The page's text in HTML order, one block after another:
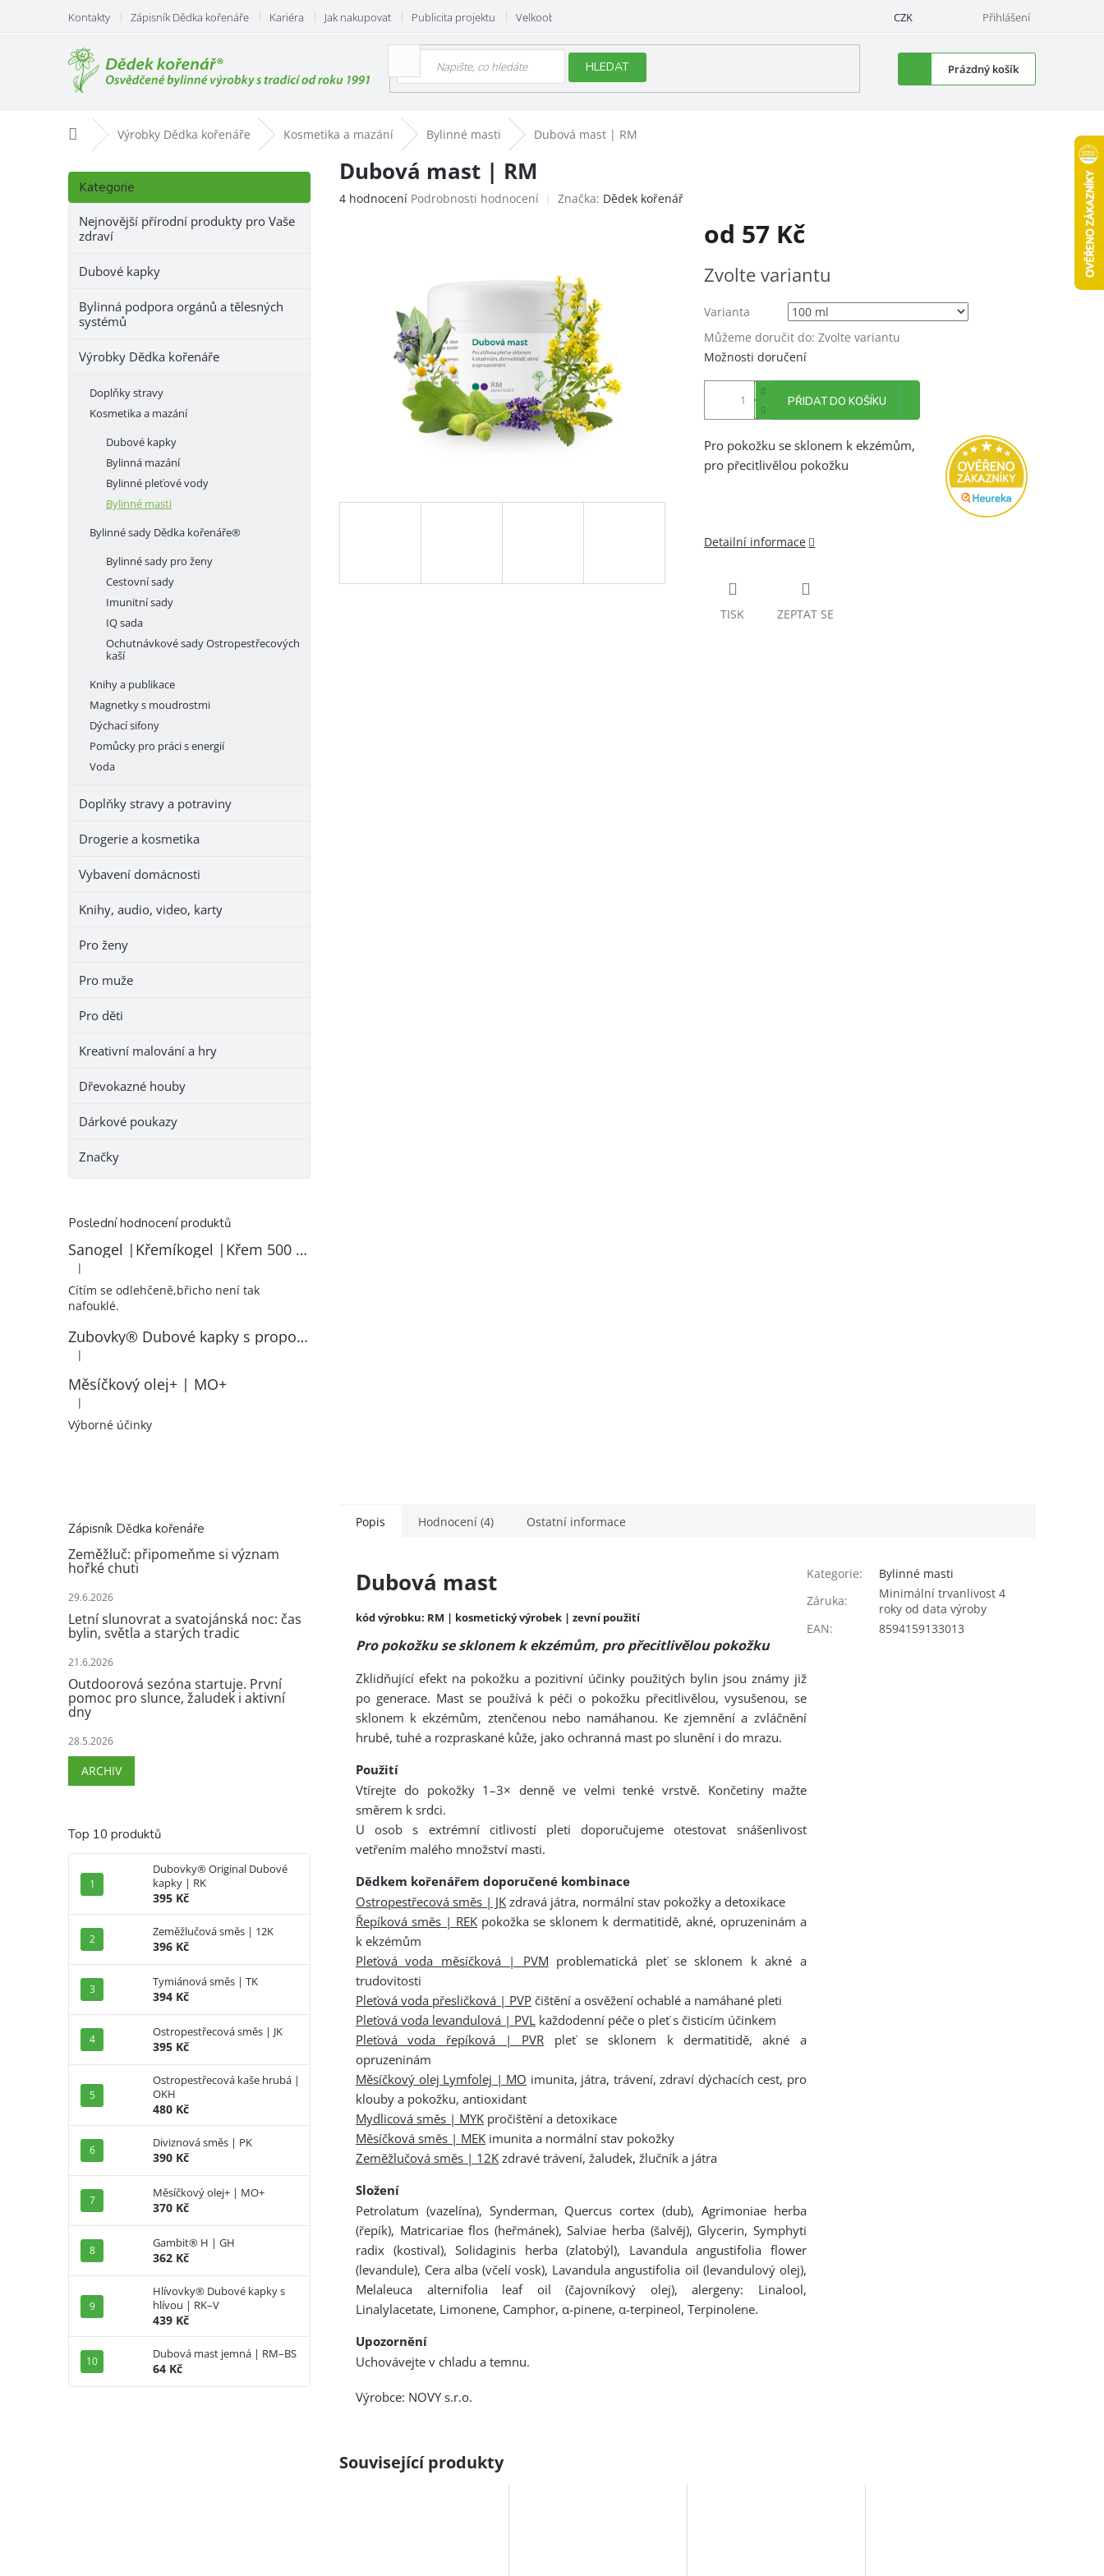
obsah
Kontakty Zápisník Dědka kořenáře Kariéra Jak nakupovat Publicita projektu Velkoobchod CZK Přihlášení
HLEDAT
Nákupní
košík
Prázdný košík
Domů Výrobky Dědka kořenáře Kosmetika a mazání Bylinné masti Dubová mast | RM
P
s
Přeskočit
kategorie
Kategorie
Nejnovější přírodní produkty pro Vaše
zdraví
Dubové kapky
Bylinná podpora orgánů a tělesných
systémů
Výrobky Dědka kořenáře
Doplňky stravy
Kosmetika a mazání
Dubové kapky
Bylinná mazání
Bylinné pleťové vody
Bylinné masti
Bylinné sady Dědka kořenáře®
Bylinné sady pro ženy
Cestovní sady
Imunitní sady
IQ sada
Ochutnávkové sady Ostropestřecových
kaší
Knihy a publikace
Magnetky s moudrostmi
Dýchací sifony
Pomůcky pro práci s energií
Voda
Doplňky stravy a potraviny
Drogerie a kosmetika
Vybavení domácnosti
Knihy, audio, video, karty
Pro ženy
Pro muže
Pro děti
Kreativní malování a hry
Dřevokazné houby
Dárkové poukazy
Značky
Poslední hodnocení produktů
Sanogel |Křemíkogel |Křem 500 ml
Hodnocení produktu je 5 z 5 hvězdiček.
|
Cítím se odlehčeně,břicho není tak
nafouklé.
Zubovky® Dubové kapky s propolisem | RK–ZP
Hodnocení produktu je 5 z 5 hvězdiček.
|
Měsíčkový olej+ | MO+
Hodnocení produktu je 5 z 5 hvězdiček.
|
Výborné účinky
Zápisník Dědka kořenáře
Zeměžluč: připomeňme si význam
hořké chuti
29.6.2026
Letní slunovrat a svatojánská noc: čas
bylin, světla a starých tradic
21.6.2026
Outdoorová sezóna startuje. První
pomoc pro slunce, žaludek i aktivní
dny
28.5.2026
ARCHIV
Top 10 produktů
Dubovky® Original Dubové
kapky | RK
395 Kč
Zeměžlučová směs | 12K
396 Kč
Tymiánová směs | TK
394 Kč
Ostropestřecová směs | JK
395 Kč
Ostropestřecová kaše hrubá |
OKH
480 Kč
Diviznová směs | PK
390 Kč
Měsíčkový olej+ | MO+
370 Kč
Gambit® H | GH
362 Kč
Hlívovky® Dubové kapky s
hlívou | RK–V
439 Kč
Dubová mast jemná | RM–BS
64 Kč
Dubová mast | RM
Průměrné
4 hodnocení Podrobnosti hodnocení Značka: Dědek kořenář
od 57 Kč
cena:
Zvolte variantu
Varianta
Můžeme doručit do: Zvolte variantu
Možnosti doručení
PŘIDAT DO KOŠÍKU
Pro pokožku se sklonem k ekzémům,
pro přecitlivělou pokožku
Detailní informace
TISK ZEPTAT SE
Popis Hodnocení (4) Ostatní informace
Dubová mast
kód výrobku: RM | kosmetický výrobek | zevní použití
Pro pokožku se sklonem k ekzémům, pro přecitlivělou pokožku
Zklidňující efekt na pokožku a pozitivní účinky použitých bylin jsou známy již
po generace. Mast se používá k péči o pokožku přecitlivělou, vysušenou, se
sklonem k ekzémům, ztenčenou nebo namáhanou. Ke zjemnění a zvláčnění
hrubé, tuhé a rozpraskané kůže, jako ochranná mast po slunění i do mrazu.
Použití
Vtírejte do pokožky 1–3× denně ve velmi tenké vrstvě. Končetiny mažte
směrem k srdci.
U osob s extrémní citlivostí pleti doporučujeme otestovat snášenlivost
vetřením malého množství masti.
Dědkem kořenářem doporučené kombinace
Ostropestřecová směs | JK zdravá játra, normální stav pokožky a detoxikace
Řepíková směs | REKpokožka se sklonem k dermatitidě, akné, opruzeninám a
k ekzémům
Pleťová voda měsíčková | PVM problematická pleť se sklonem k akné a
trudovitosti
Pleťová voda přesličková | PVP čištění a osvěžení ochablé a namáhané pleti
Pleťová voda levandulová | PVL každodenní péče o pleť s čisticím účinkem
Pleťová voda řepíková | PVR pleť se sklonem k dermatitidě, akné a
opruzeninám
Měsíčkový olej Lymfolej | MO imunita, játra, trávení, zdraví dýchacích cest, pro
klouby a pokožku, antioxidant
Mydlicová směs | MYK pročištění a detoxikace
Měsíčková směs | MEK imunita a normální stav pokožky
Zeměžlučová směs | 12K zdravé trávení, žaludek, žlučník a játra
Složení
Petrolatum (vazelína), Synderman, Quercus cortex (dub), Agrimoniae herba
(řepík), Matricariae flos (heřmánek), Salviae herba (šalvěj), Glycerin, Symphyti
radix (kostival), Solidaginis herba (zlatobýl), Lavandula angustifolia flower
(levandule), Cera alba (včelí vosk), Lavandula angustifolia oil (levandulový olej),
Melaleuca alternifolia leaf oil (čajovníkový olej), alergeny: Linalool,
Linalylacetate, Limonene, Camphor, α-pinene, α-terpineol, Terpinolene.
Upozornění
Uchovávejte v chladu a temnu.
Výrobce: NOVY s.r.o.
Kategorie:
Bylinné masti
Záruka:
Minimální trvanlivost 4
roky od data výroby
EAN: 8594159133013
Související produkty